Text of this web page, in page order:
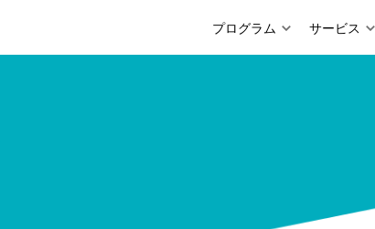
プログラム サービス